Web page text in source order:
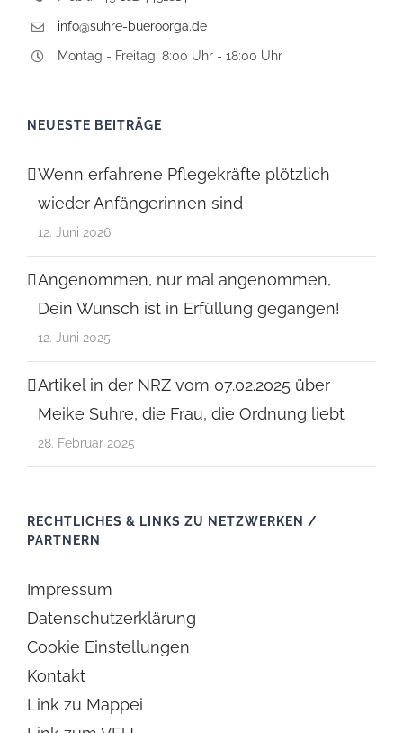
info@suhre-bueroorga.de
Montag - Freitag: 8:00 Uhr - 18:00 Uhr
NEUESTE BEITRÄGE
Wenn erfahrene Pflegekräfte plötzlich
wieder Anfängerinnen sind
12. Juni 2026
Angenommen, nur mal angenommen,
Dein Wunsch ist in Erfüllung gegangen!
12. Juni 2025
Artikel in der NRZ vom 07.02.2025 über
Meike Suhre, die Frau, die Ordnung liebt
28. Februar 2025
RECHTLICHES & LINKS ZU NETZWERKEN /
PARTNERN
Impressum
Datenschutzerklärung
Cookie Einstellungen
Kontakt
Link zu Mappei